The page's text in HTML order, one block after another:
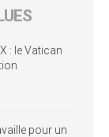
: le Vatican
pour un